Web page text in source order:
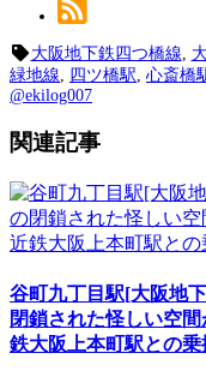
大阪地下鉄四つ橋線
緑地線
四ツ橋駅 心斎橋
@ekilog007
関連記事
谷町九丁目駅[大阪地
閉鎖された怪しい空
鉄大阪上本町駅との乗